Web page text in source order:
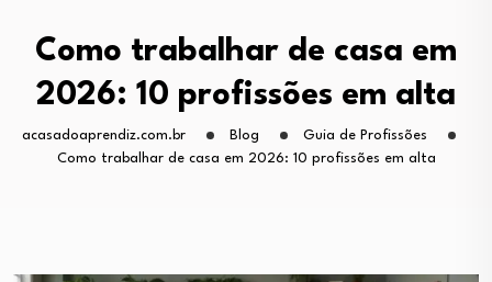
Como ser um Afiliado de Sucesso trabalhando…
Como dar Aulas Particulares Online e viver…
Como trabalhar de casa em
2026: 10 profissões em alta
acasadoaprendiz.com.br Blog
Guia de Profissões
Como trabalhar de casa em 2026: 10 profissões em alta